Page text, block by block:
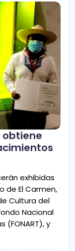
exhibidas
de El Carmen,
Cultura del
Nacional
(FONART), y